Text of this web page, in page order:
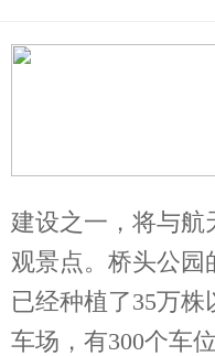
建设之一，将与航
观景点。桥头公园
已经种植了35万
车场，有300个车